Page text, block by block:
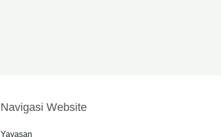
Navigasi Website
Yayasan